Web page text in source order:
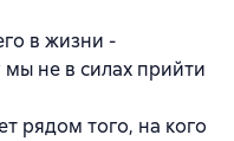
в жизни -
мы не в силах прийти
рядом того, на кого